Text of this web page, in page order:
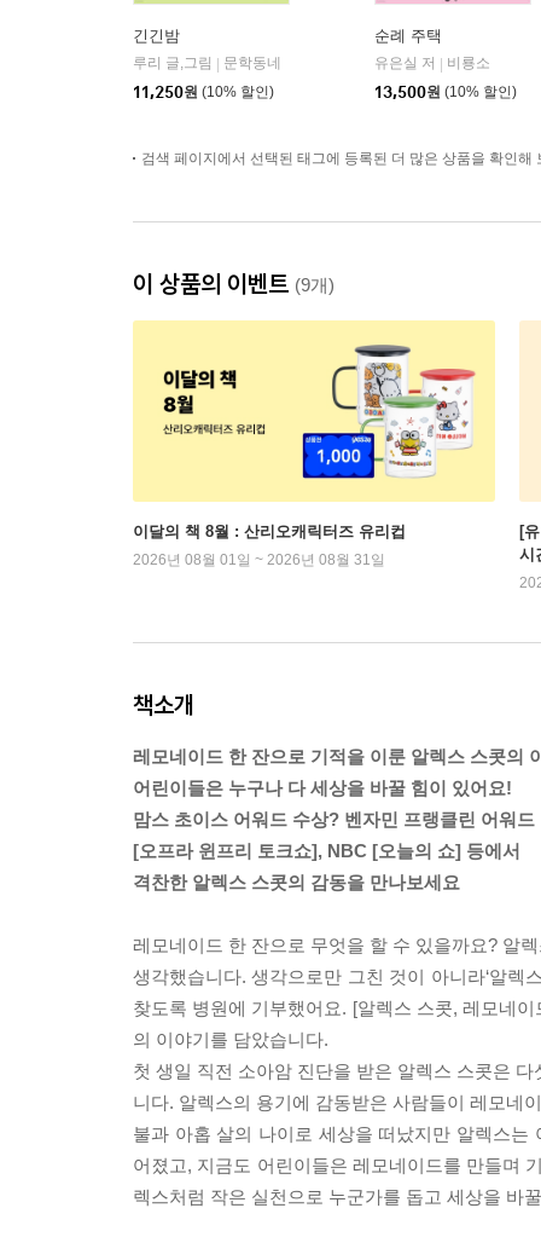
긴긴밤
루리 글,그림
문학동네
11,250원 (10% 할인)
순례 주택
유은실 저
비룡소
13,500원 (10% 할인)
검색 페이지에서 선택된 태그에 등록된 더 많은 상품을 확인해
이 상품의 이벤트 (9개)
이달의 책 8월 : 산리오캐릭터즈 유리컵
2026년 08월 01일 ~ 2026년 08월 31일
[
시
책소개
레모네이드 한 잔으로 기적을 이룬 알렉스 스콧의
어린이들은 누구나 다 세상을 바꿀 힘이 있어요!
맘스 초이스 어워드 수상? 벤자민 프랭클린 어워드
[오프라 윈프리 토크쇼], NBC [오늘의 쇼] 등에서
격찬한 알렉스 스콧의 감동을 만나보세요
레모네이드 한 잔으로 무엇을 할 수 있을까요? 알
생각했습니다. 생각으로만 그친 것이 아니라‘알렉
찾도록 병원에 기부했어요. [알렉스 스콧, 레모네
의 이야기를 담았습니다.
첫 생일 직전 소아암 진단을 받은 알렉스 스콧은
니다. 알렉스의 용기에 감동받은 사람들이 레모네
불과 아홉 살의 나이로 세상을 떠났지만 알렉스는
어졌고, 지금도 어린이들은 레모네이드를 만들며
렉스처럼 작은 실천으로 누군가를 돕고 세상을 바